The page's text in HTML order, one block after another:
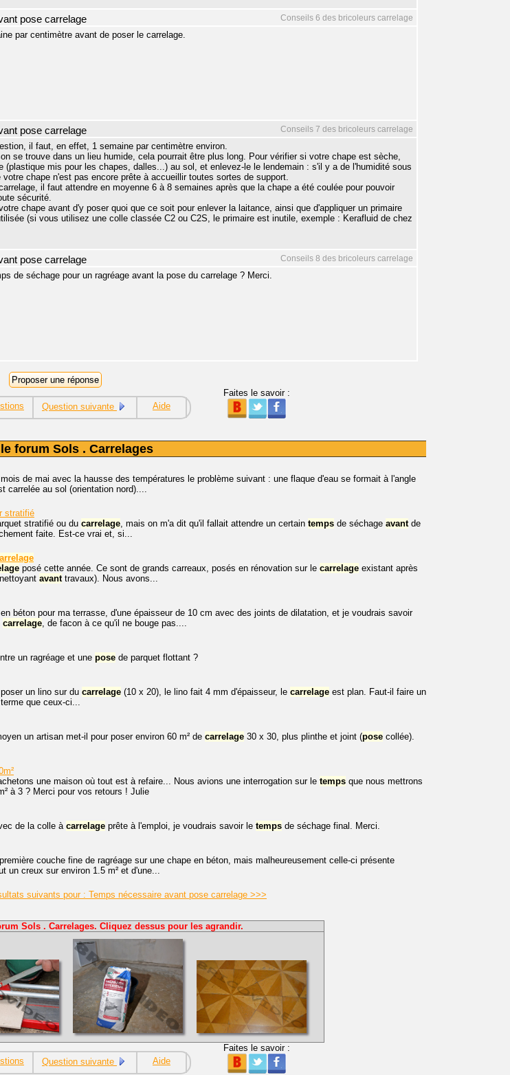
Conseils 6 des bricoleurs carrelage
pose carrelage
par centimètre avant de poser le carrelage.
Conseils 7 des bricoleurs carrelage
pose carrelage
il faut, en effet, 1 semaine par centimètre environ.
se trouve dans un lieu humide, cela pourrait être plus long. Pour vérifier si votre chape est sèche,
(plastique mis pour les chapes, dalles...) au sol, et enlevez-le le lendemain : s'il y a de l'humidité sous
chape n'est pas encore prête à accueillir toutes sortes de support.
il faut attendre en moyenne 6 à 8 semaines après que la chape a été coulée pour pouvoir
sécurité.
chape avant d'y poser quoi que ce soit pour enlever la laitance, ainsi que d'appliquer un primaire
(si vous utilisez une colle classée C2 ou C2S, le primaire est inutile, exemple : Kerafluid de chez
Conseils 8 des bricoleurs carrelage
pose carrelage
de séchage pour un ragréage avant la pose du carrelage ? Merci.
Question suivante Aide
Faites le savoir :
forum Sols . Carrelages
de mai avec la hausse des températures le problème suivant : une flaque d'eau se formait à l'angle
carrelée au sol (orientation nord)....
stratifié
stratifié ou du carrelage, mais on m'a dit qu'il fallait attendre un certain temps de séchage avantde
faite. Est-ce vrai et, si...
posé cette année. Ce sont de grands carreaux, posés en rénovation sur le carrelage existant après
avanttravaux). Nous avons...
béton pour ma terrasse, d'une épaisseur de 10 cm avec des joints de dilatation, et je voudrais savoir
carrelage, de facon à ce qu'il ne bouge pas....
un ragréage et une pose de parquet flottant ?
un lino sur du carrelage (10 x 20), le lino fait 4 mm d'épaisseur, le carrelage est plan. Faut-il faire un
que ceux-ci...
un artisan met-il pour poser environ 60 m² de carrelage 30 x 30, plus plinthe et joint (pose collée).
une maison où tout est à refaire... Nous avions une interrogation sur le temps que nous mettrons
à 3 ? Merci pour vos retours ! Julie
de la colle à carrelage prête à l'emploi, je voudrais savoir le temps de séchage final. Merci.
couche fine de ragréage sur une chape en béton, mais malheureusement celle-ci présente
un creux sur environ 1.5 m² et d'une...
suivants pour : Temps nécessaire avant pose carrelage >>>
Sols . Carrelages. Cliquez dessus pour les agrandir.
Question suivante Aide
Faites le savoir :